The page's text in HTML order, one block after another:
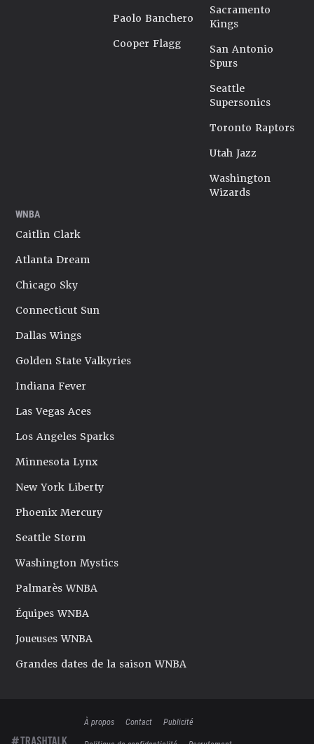
Paolo Banchero
Cooper Flagg
Sacramento
Kings
San Antonio
Spurs
Seattle
Supersonics
Toronto Raptors
Utah Jazz
Washington
Wizards
WNBA
Caitlin Clark
Atlanta Dream
Chicago Sky
Connecticut Sun
Dallas Wings
Golden State Valkyries
Indiana Fever
Las Vegas Aces
Los Angeles Sparks
Minnesota Lynx
New York Liberty
Phoenix Mercury
Seattle Storm
Washington Mystics
Palmarès WNBA
Équipes WNBA
Joueuses WNBA
Grandes dates de la saison WNBA
À propos Contact
Publicité